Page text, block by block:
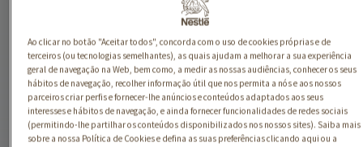
IOGURTE COM
CHOCAPIC
O prazer único da
combinação do melhor
iogurte com as mais
deliciosas inclusões de
Ao clicar no botão "Aceitar todos", concorda com o uso de cookies próprias e de
terceiros (ou tecnologias semelhantes), as quais ajudam a melhorar a sua experiência
geral de navegação na Web, bem como, a medir as nossas audiências, conhecer os seus
hábitos de navegação, recolher informação útil que nos permita a nós e aos nossos
parceiros criar perfis e fornecer-lhe anúncios e conteúdos adaptados aos seus
interesses e hábitos de navegação, e ainda fornecer funcionalidades de redes sociais
(permitindo-lhe partilhar os conteúdos disponibilizados nos nossos sites). Saiba mais
sobre a nossa Política de Cookies e defina as suas preferências clicando aqui ou a